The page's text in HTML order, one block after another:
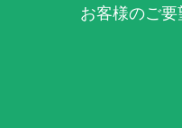
お客様のご要